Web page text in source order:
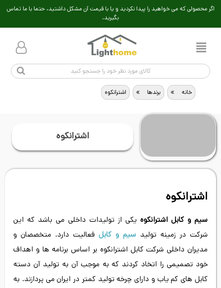
اگر محصولی که می خواهید را پیدا نکردید و یا با قیمت آن مشکل داشتید، حتما با ما تماس
بگیرید.
خانه > برندها > اشترانکوه
اشترانکوه
اشترانکوه
سیم و کابل اشترانکوه یکی از تولیدات داخلی می باشد که این
شرکت در زمینه تولید سیم و کابل فعالیت دارد. متخصصان و
مدیران داخلی شرکت کابل اشترانکوه بر اساس برنامه ها و اهداف
خود تصمیمی را اتخاد کردند که به موجب آن به تولید آن دسته
کابل های کم یاب و دارای چرخه تولید کمتر در ایران می پردازند. به